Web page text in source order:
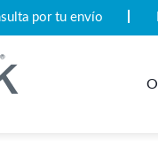
por tu envío